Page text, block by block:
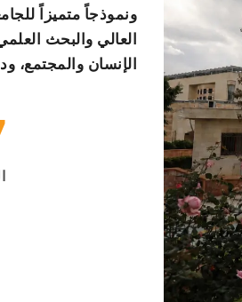
ونموذجاً متميزاً
العالي والبحث
الإنسان والمجتمع،